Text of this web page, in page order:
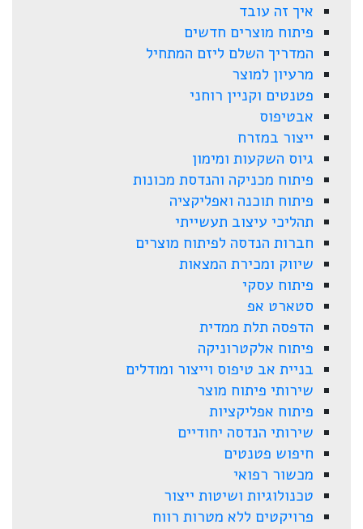
איך זה עובד
פיתוח מוצרים חדשים
המדריך השלם ליזם המתחיל
מרעיון למוצר
פטנטים וקניין רוחני
אבטיפוס
ייצור במזרח
גיוס השקעות ומימון
פיתוח מכניקה והנדסת מכונות
פיתוח תוכנה ואפליקציה
תהליכי עיצוב תעשייתי
חברות הנדסה לפיתוח מוצרים
שיווק ומכירת המצאות
פיתוח עסקי
סטארט אפ
הדפסה תלת ממדית
פיתוח אלקטרוניקה
בניית אב טיפוס וייצור ומודלים
שירותי פיתוח מוצר
פיתוח אפליקציות
שירותי הנדסה יחודיים
חיפוש פטנטים
מכשור רפואי
טכנולוגיות ושיטות ייצור
פרויקטים ללא מטרות רווח